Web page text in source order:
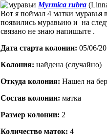
Myrmica rubra
Вот я поймал 4 матки муравья
появились муравьию и на
связано не знаю напишыте .
Дата старта кoлонии: 05/06/
Кoлония: найдена (случайно)
Откуда кoлония: Нашел на
Состав кoлонии: матка
Размер кoлонии: 2
Количество маток: 4